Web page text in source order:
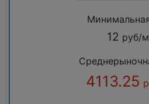
12 руб/
4113.25